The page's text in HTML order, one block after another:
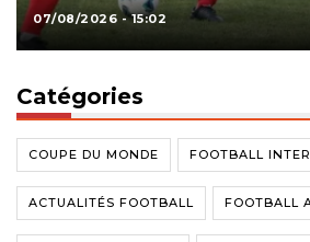
07/08/2026 - 15:02
Catégories
COUPE DU MONDE FOOTBALL
ACTUALITÉS FOOTBALL FOOTBALL